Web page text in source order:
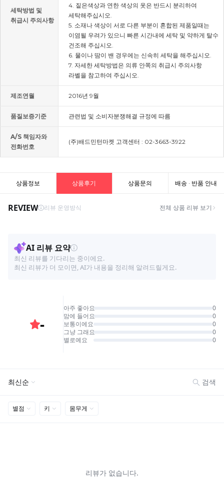
세탁방법 및
취급시 주의사항
4. 짙은색상과 연한 색상의 옷은 반드시 분리하여
세탁해주십시오.
5. 소재나 색상이 서로 다른 부분이 혼합된 제품일때는
이염될 우려가 있으니 빠른 시간내에 세탁 및 약하게 탈수
건조해 주십시오.
6. 물이나 땀이 밴 경우에는 신속히 세탁을 해주십시오.
7. 자세한 세탁방법은 의류 안쪽의 취급시 주의사항
라벨을 참고하여 주십시오.
제조연월 2016년 9월
품질보증기준 관련법 및 소비자분쟁해결 규정에 따름
A/S 책임자와
전화번호
(주)배드민턴마켓 고객센터 : 02-3663-3922
상품정보 상품후기 상품문의 배송 · 반품 안내